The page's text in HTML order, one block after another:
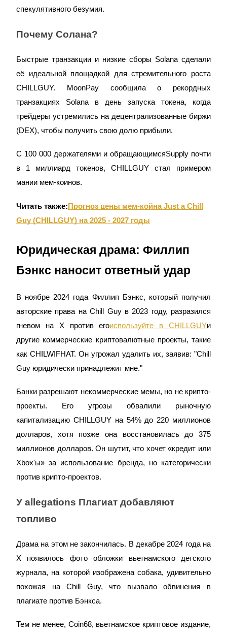
Торговые стратегии
Узнайте, как оставаться прибыльным
Заработок
Стейкинг
Высокая прибыль и мгновенный доступ
Launchpool
Гибкая ставка для заработка популярных токенов
спекулятивного безумия.
Почему Солана?
Быстрые транзакции и низкие сборы Solana сделали
её идеальной площадкой для стремительного роста
CHILLGUY. MoonPay сообщила о рекордных
транзакциях Solana в день запуска токена, когда
трейдеры устремились на децентрализованные биржи
(DEX), чтобы получить свою долю прибыли.
С 100 000 держателями и обращающимсяSupply почти
в 1 миллиард токенов, CHILLGUY стал примером
мании мем-коинов.
Читать также: Прогноз цены мем-койна Just a Chill
Guy (CHILLGUY) на 2025 - 2027 годы
Юридическая драма: Филлип
Бэнкс наносит ответный удар
В ноябре 2024 года Филлип Бэнкc, который получил
авторские права на Chill Guy в 2023 году, разразился
гневом на X против егоиспользуйте в CHILLGUYи
другие коммерческие криптовалютные проекты, такие
как CHILWIFHAT. Он угрожал удалить их, заявив: "Chill
Guy юридически принадлежит мне."
Банки разрешают некоммерческие мемы, но не крипто-
проекты. Его угрозы обвалили рыночную
капитализацию CHILLGUY на 54% до 220 миллионов
долларов, хотя позже она восстановилась до 375
миллионов долларов. Он шутит, что хочет «кредит или
Xbox'ы» за использование бренда, но категорически
против крипто-проектов.
У allegations Плагиат добавляют
топливо
Драма на этом не закончилась. В декабре 2024 года на
X появилось фото обложки вьетнамского детского
журнала, на которой изображена собака, удивительно
похожая на Chill Guy, что вызвало обвинения в
плагиате против Бэнкса.
Тем не менее, Coin68, вьетнамское криптовое издание,